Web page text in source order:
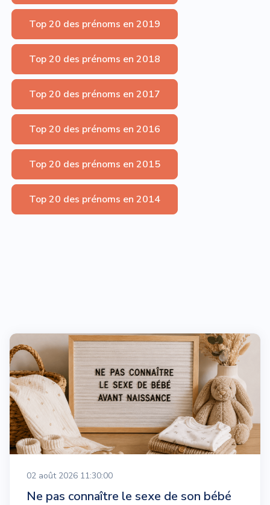
Top 20 des prénoms en 2019
Top 20 des prénoms en 2018
Top 20 des prénoms en 2017
Top 20 des prénoms en 2016
Top 20 des prénoms en 2015
Top 20 des prénoms en 2014
02 août 2026 11:30:00
Ne pas connaître le sexe de son bébé